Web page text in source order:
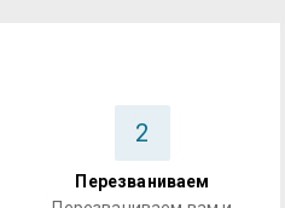
2
Перезваниваем